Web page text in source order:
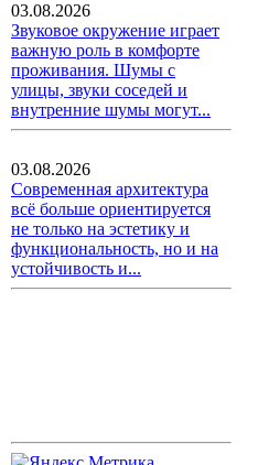
03.08.2026
Звуковое окружение играет
важную роль в комфорте
проживания. Шумы с
улицы, звуки соседей и
внутренние шумы могут...
03.08.2026
Современная архитектура
всё больше ориентируется
не только на эстетику и
функциональность, но и на
устойчивость и...